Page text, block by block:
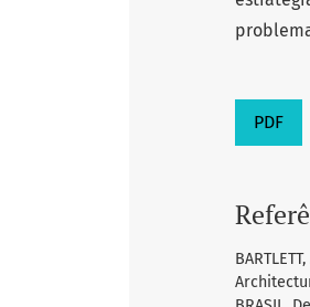
PDF